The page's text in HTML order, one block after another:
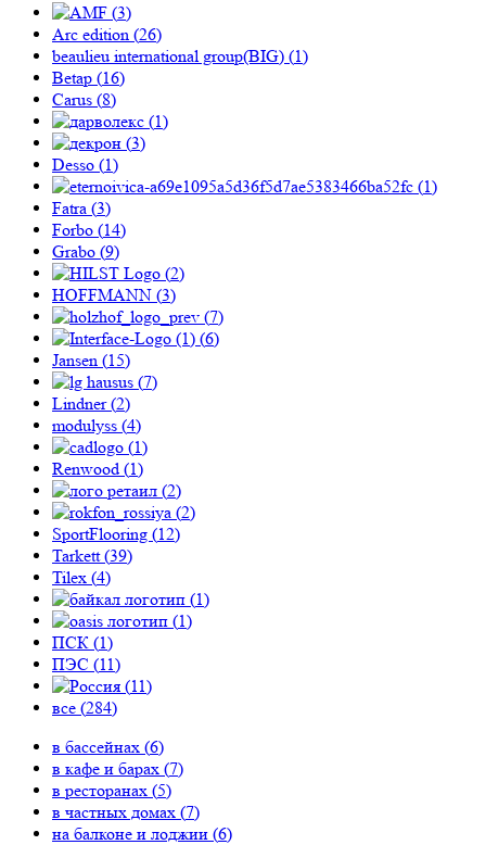
(3)
Arc edition (26)
beaulieu international group(BIG) (1)
Betap (16)
Carus (8)
(1)
(3)
Desso (1)
(1)
Fatra (3)
Forbo (14)
Grabo (9)
(2)
HOFFMANN (3)
(7)
(6)
Jansen (15)
(7)
Lindner (2)
modulyss (4)
(1)
Renwood (1)
(2)
(2)
SportFlooring (12)
Tarkett (39)
Tilex (4)
(1)
(1)
ПСК (1)
ПЭС (11)
(11)
все (284)
в бассейнах (6)
в кафе и барах (7)
в ресторанах (5)
в частных домах (7)
на балконе и лоджии (6)